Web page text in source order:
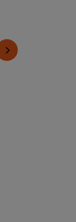
nächstes Element